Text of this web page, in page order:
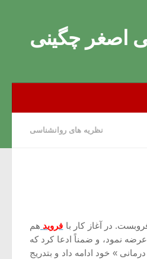
اصغر چگینی
نظریه های روانشناسی
فروید هم
داشت به آن انجمن عرضه نمود، و ضمناً ادعا کرد که
» خود ادامه داد و بتدریج